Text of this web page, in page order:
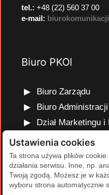
tel.: +48 (22) 560 37 00
e-mail:
Biuro PKOl
Biuro Zarządu
Biuro Administracji
Dział Marketingu
Dział Edukacji
Dział Finansów i
Dział Projektów
Dział Programów
Ustawienia cookies
Ta strona używa plików
działania serwisu. Inne, np.
Twoją zgodą. Możesz je w
wyboru strona automatycznie